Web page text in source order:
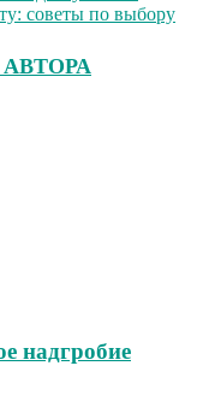
советы по выбору
надгробие